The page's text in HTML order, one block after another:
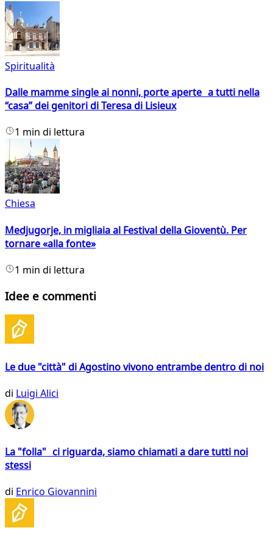
Spiritualità
Dalle mamme single ai nonni, porte aperte a tutti nella
“casa” dei genitori di Teresa di Lisieux
1 min di lettura
Chiesa
Medjugorje, in migliaia al Festival della Gioventù. Per
tornare «alla fonte»
1 min di lettura
Idee e commenti
Le due "città" di Agostino vivono entrambe dentro di noi
di Luigi Alici
La "folla" ci riguarda, siamo chiamati a dare tutti noi
stessi
di Enrico Giovannini